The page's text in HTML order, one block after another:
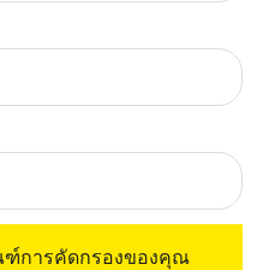
ฑ์การคัดกรองของคุณ